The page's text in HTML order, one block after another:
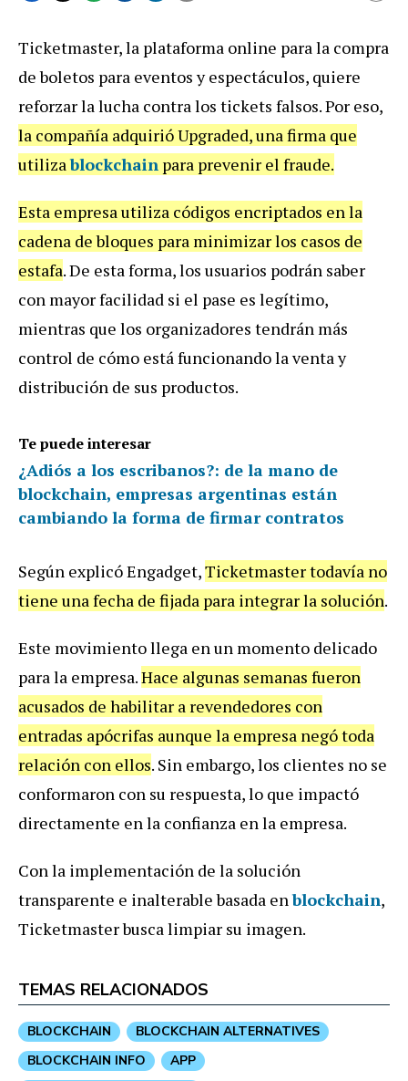
Ticketmaster, la plataforma online para la compra
de boletos para eventos y espectáculos, quiere
reforzar la lucha contra los tickets falsos. Por eso,
la compañía adquirió Upgraded, una firma que
utilizablockchain para prevenir el fraude.
Esta empresa utiliza códigos encriptados en la
cadena de bloques para minimizar los casos de
estafa. De esta forma, los usuarios podrán saber
con mayor facilidad si el pase es legítimo,
mientras que los organizadores tendrán más
control de cómo está funcionando la venta y
distribución de sus productos.
Te puede interesar
¿Adiós a los escribanos?: de la mano de
blockchain, empresas argentinas están
cambiando la forma de firmar contratos
Según explicó Engadget,Ticketmaster todavía no
tiene una fecha de fijada para integrar la solución.
Este movimiento llega en un momento delicado
para la empresa.Hace algunas semanas fueron
acusados de habilitar a revendedores con
entradas apócrifas aunque la empresa negó toda
relación con ellos. Sin embargo, los clientes no se
conformaron con su respuesta, lo que impactó
directamente en la confianza en la empresa.
Con la implementación de la solución
transparente e inalterable basada enblockchain,
Ticketmaster busca limpiar su imagen.
TEMAS RELACIONADOS
BLOCKCHAIN
BLOCKCHAIN ALTERNATIVES
BLOCKCHAIN INFO
APP